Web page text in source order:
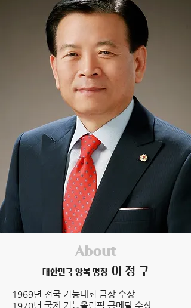
About
​대한민국 양복 명장 이 정 구
1969년 전국 기능대회 금상 수상
1970년 국제 기능올림픽 금메달 수상